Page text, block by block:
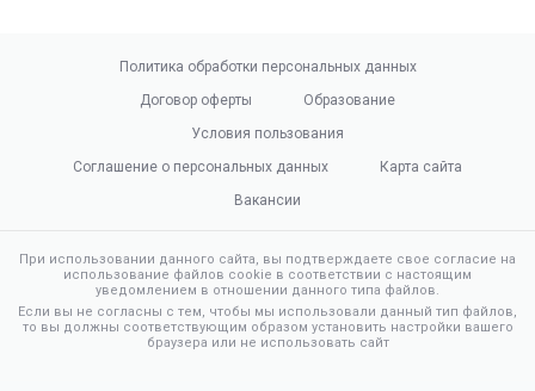
Политика обработки персональных данных
Договор оферты
Образование
Условия пользования
Соглашение о персональных данных
Карта сайта
Вакансии
При использовании данного сайта, вы подтверждаете свое согласие на
использование файлов cookie в соответствии с настоящим
уведомлением в отношении данного типа файлов.
Если вы не согласны с тем, чтобы мы использовали данный тип файлов,
то вы должны соответствующим образом установить настройки вашего
браузера или не использовать сайт